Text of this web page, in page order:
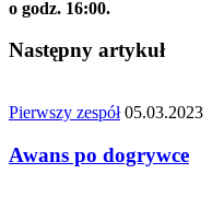
o godz. 16:00.
Następny artykuł
Pierwszy zespół 05.03.2023
Awans po dogrywce